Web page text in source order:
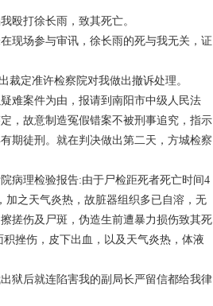
殴打徐长雨，致其死亡。
现场参与审讯，徐长雨的死与我无关，证
裁定准许检察院对我做出撤诉处理。
难案件为由，报请到南阳市中级人民法
，故意制造冤假错案不被刑事追究，指示
期徒刑。就在判决做出第二天，方城检察
病理检验报告:由于尸检距死者死亡时间4
加之天气炎热，故脏器组织多已自溶，无
搓伤及尸斑，伪造生前遭暴力损伤致其死
挫伤，皮下出血，以及天气炎热，体液
狱后就连陷害我的副局长严留信都给我律